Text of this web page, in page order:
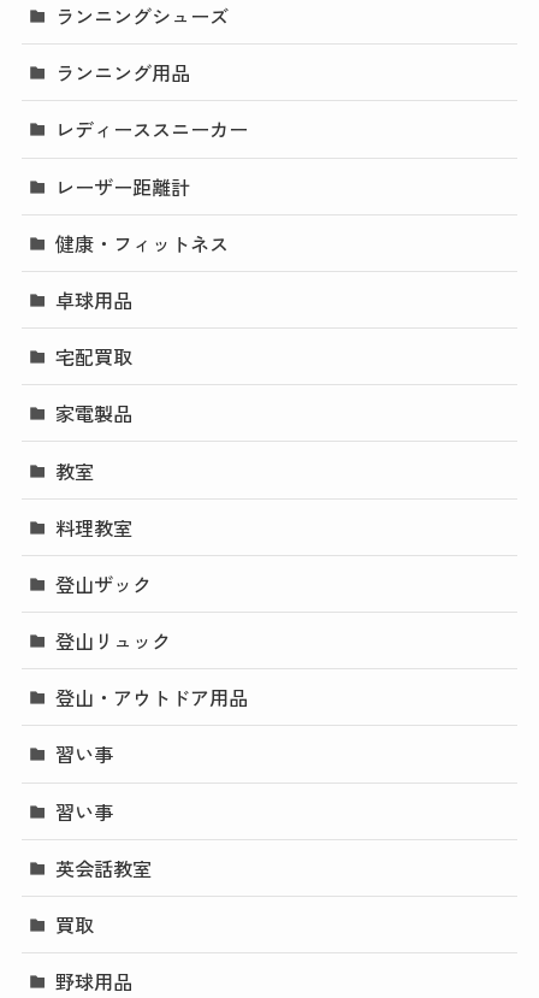
ランニングシューズ
ランニング用品
レディーススニーカー
レーザー距離計
健康・フィットネス
卓球用品
宅配買取
家電製品
教室
料理教室
登山ザック
登山リュック
登山・アウトドア用品
習い事
習い事
英会話教室
買取
野球用品